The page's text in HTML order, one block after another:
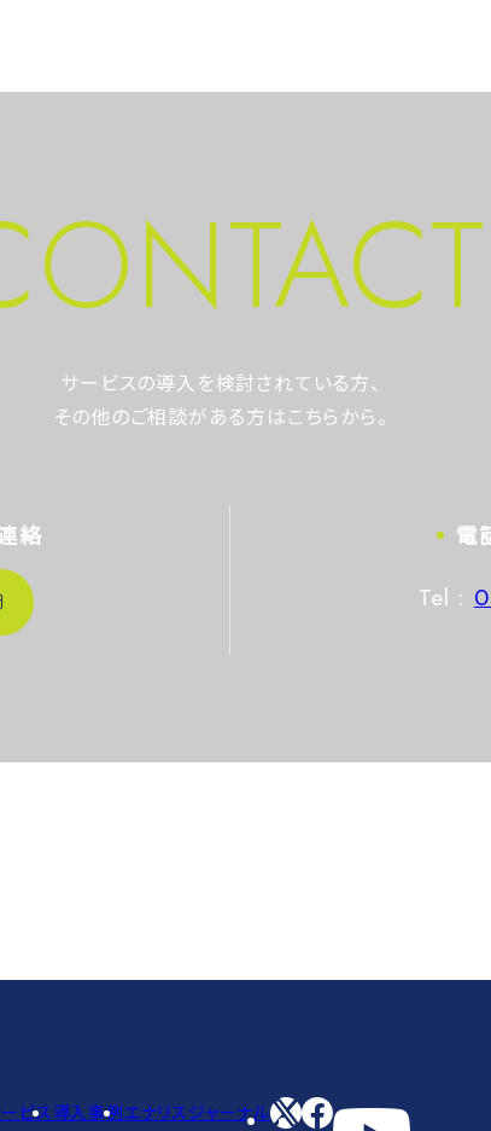
サービスの導入を検討されている方、
その他のご相談がある方はこちらから。
絡 電
Tel :
ビス導入事例エナリスジャーナル